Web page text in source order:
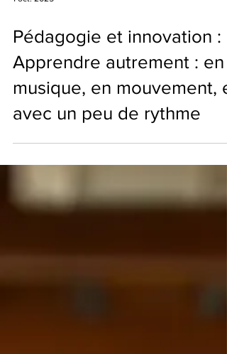
1 oct. 2025
Pédagogie et innovation :
Apprendre autrement : en
musique, en mouvement,